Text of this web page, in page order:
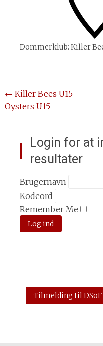
Dommerklub: Killer
Post
navigation
← Killer Bees U15 –
Oysters U15
Login for at
resultater
Brugernavn
Kodeord
Remember Me
Tilmelding til